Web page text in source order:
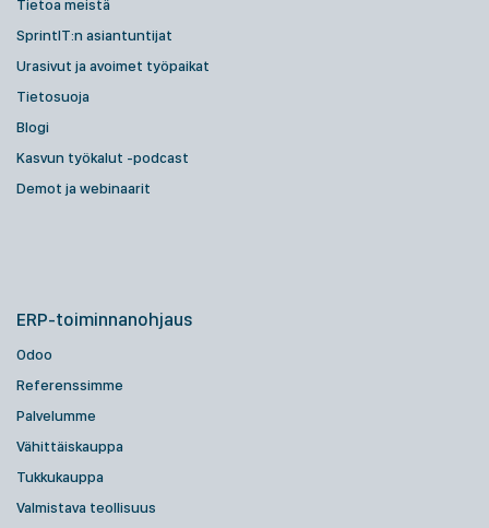
Tietoa meistä
SprintIT:n asiantuntijat
Urasivut ja avoimet työpaikat
Tietosuoja
Blogi
Kasvun työkalut -podcast
Demot ja webinaarit
ERP-toiminnanohjaus
Odoo
Referenssimme
Palvelumme
Vähittäiskauppa
Tukkukauppa
Valmistava teollisuus